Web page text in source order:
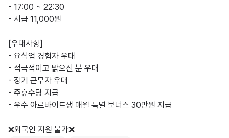
- 17:00 ~ 22:30
- 시급 11,000원
[우대사항]
- 요식업 경험자 우대
- 적극적이고 밝으신 분 우대
- 장기 근무자 우대
- 주휴수당 지급
- 우수 아르바이트생 매월 특별 보너스 30만원 지급
❌외국인 지원 불가❌